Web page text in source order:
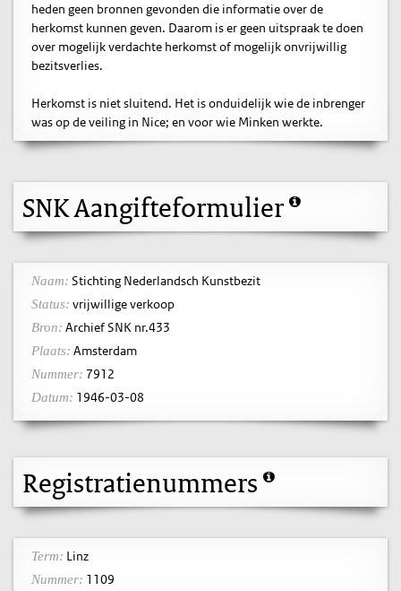
heden geen bronnen gevonden die informatie over de
herkomst kunnen geven. Daarom is er geen uitspraak te doen
over mogelijk verdachte herkomst of mogelijk onvrijwillig
bezitsverlies.
Herkomst is niet sluitend. Het is onduidelijk wie de inbrenger
was op de veiling in Nice; en voor wie Minken werkte.
SNK Aangifteformulier
Naam: Stichting Nederlandsch Kunstbezit
Status: vrijwillige verkoop
Bron: Archief SNK nr.433
Plaats: Amsterdam
Nummer: 7912
Datum: 1946-03-08
Registratienummers
Term: Linz
Nummer: 1109